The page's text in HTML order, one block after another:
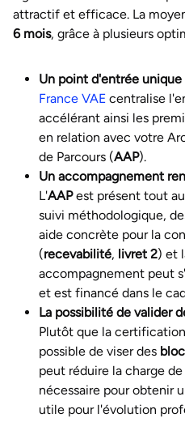
attractif et efficace. La
6 mois, grâce à plusieurs
Un point d'entrée
France VAE centralise
accélérant ainsi les
en relation avec votre
de Parcours (AAP).
Un accompagnement
L'AAPest présent tout
suivi méthodologique,
aide concrète pour la
(recevabilité, livret 2) et
accompagnement peut
et est financé dans le
La possibilité de valider
Plutôt que la
possible de viser des
peut réduire la charge
nécessaire pour obtenir
utile pour l'évolution